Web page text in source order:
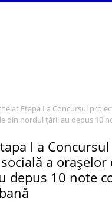
Etapa I a Concursul
din nordul țării au depus 10
I a
a
depus 10 note